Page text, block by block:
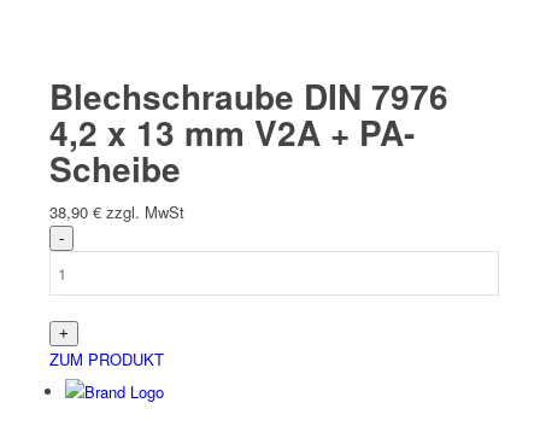
Blechschraube DIN 7976
4,2 x 13 mm V2A + PA-
Scheibe
38,90 € zzgl. MwSt
ZUM PRODUKT